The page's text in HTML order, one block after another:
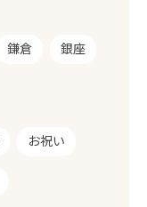
鎌倉 銀座
お祝い